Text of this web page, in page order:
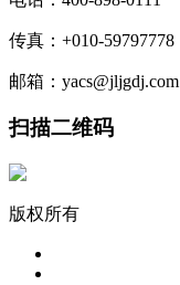
传真：+010-59797778
邮箱：yacs@jljgdj.com
扫描二维码
版权所有